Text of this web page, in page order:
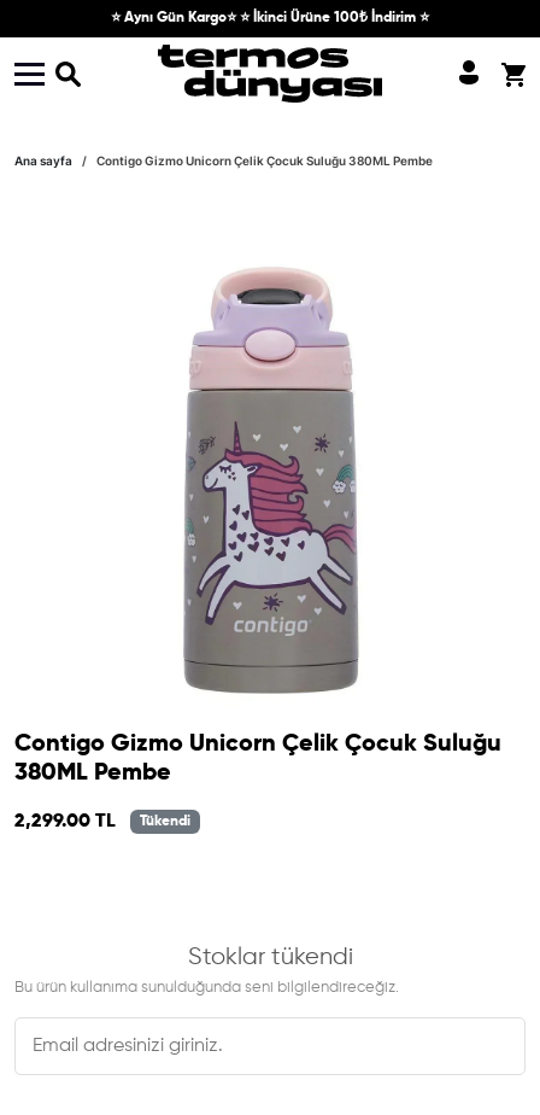
Skip to content⭐ Aynı Gün Kargo⭐ ⭐ İkinci Ürüne 100₺ İndirim ⭐
Ana sayfa Contigo Gizmo Unicorn Çelik Çocuk Suluğu 380ML Pembe
Contigo Gizmo Unicorn Çelik Çocuk Suluğu
380ML Pembe
2,299.00 TL Tükendi
Stoklar tükendi
Bu ürün kullanıma sunulduğunda seni bilgilendireceğiz.